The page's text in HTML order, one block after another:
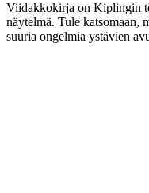
Viidakkokirja on Kiplingin
näytelmä. Tule katsomaan,
suuria ongelmia ystävien